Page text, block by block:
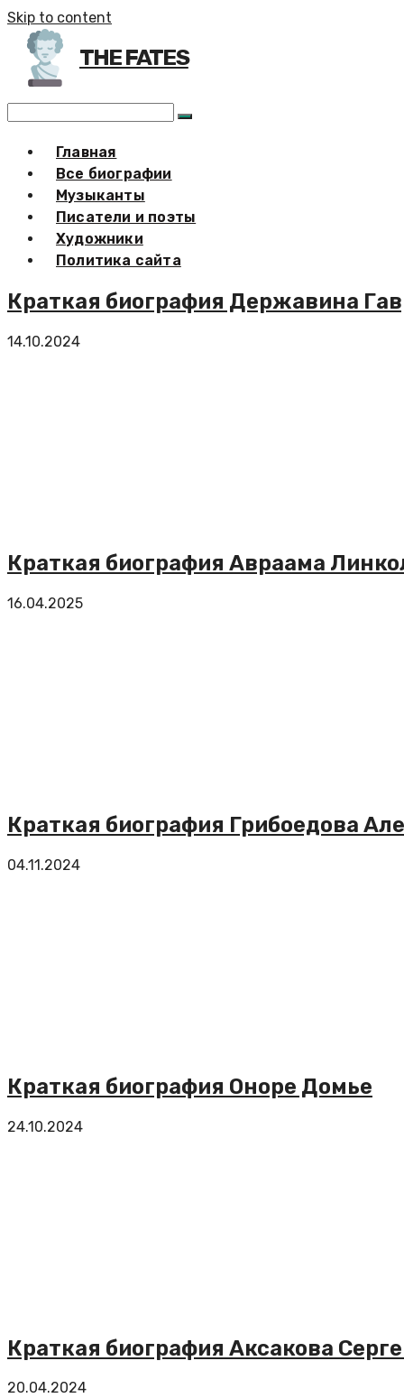
Skip to content
THE FATES
Главная
Все биографии
Музыканты
Писатели и поэты
Художники
Политика сайта
Краткая биография Державина
14.10.2024
Краткая биография Авраама
16.04.2025
Краткая биография Грибоедова
04.11.2024
Краткая биография Оноре Домье
24.10.2024
Краткая биография Аксакова
20.04.2024